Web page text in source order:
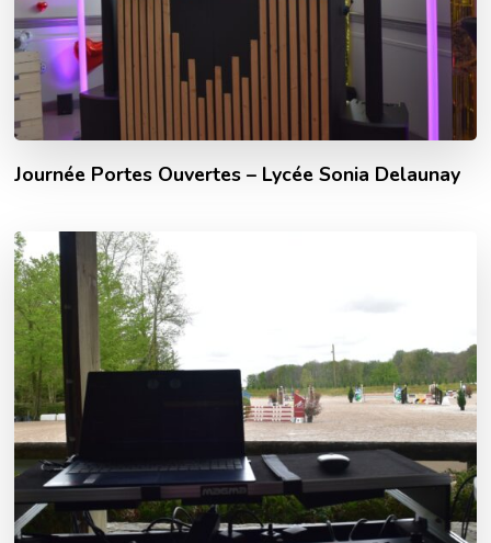
Journée Portes Ouvertes – Lycée Sonia Delaunay